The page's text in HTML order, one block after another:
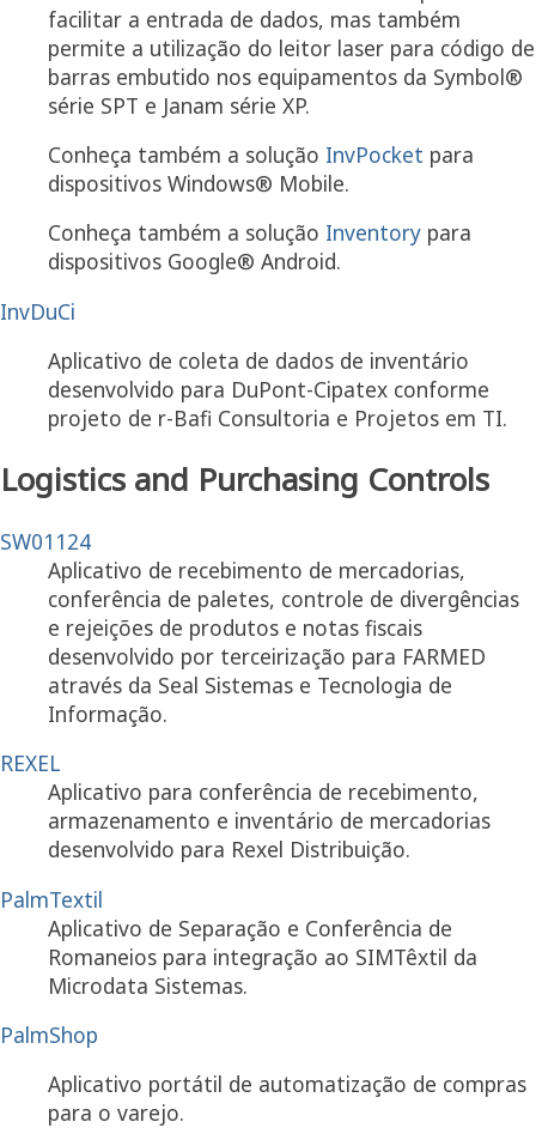
facilitar a entrada de dados, mas também
permite a utilização do leitor laser para código de
barras embutido nos equipamentos da Symbol®
série SPT e Janam série XP.
Conheça também a solução InvPocket para
dispositivos Windows® Mobile.
Conheça também a solução Inventory para
dispositivos Google® Android.
InvDuCi
Aplicativo de coleta de dados de inventário
desenvolvido para DuPont-Cipatex conforme
projeto de r-Bafi Consultoria e Projetos em TI.
Logistics and Purchasing Controls
SW01124
Aplicativo de recebimento de mercadorias,
conferência de paletes, controle de divergências
e rejeições de produtos e notas fiscais
desenvolvido por terceirização para FARMED
através da Seal Sistemas e Tecnologia de
Informação.
REXEL
Aplicativo para conferência de recebimento,
armazenamento e inventário de mercadorias
desenvolvido para Rexel Distribuição.
PalmTextil
Aplicativo de Separação e Conferência de
Romaneios para integração ao SIMTêxtil da
Microdata Sistemas.
PalmShop
Aplicativo portátil de automatização de compras
para o varejo.